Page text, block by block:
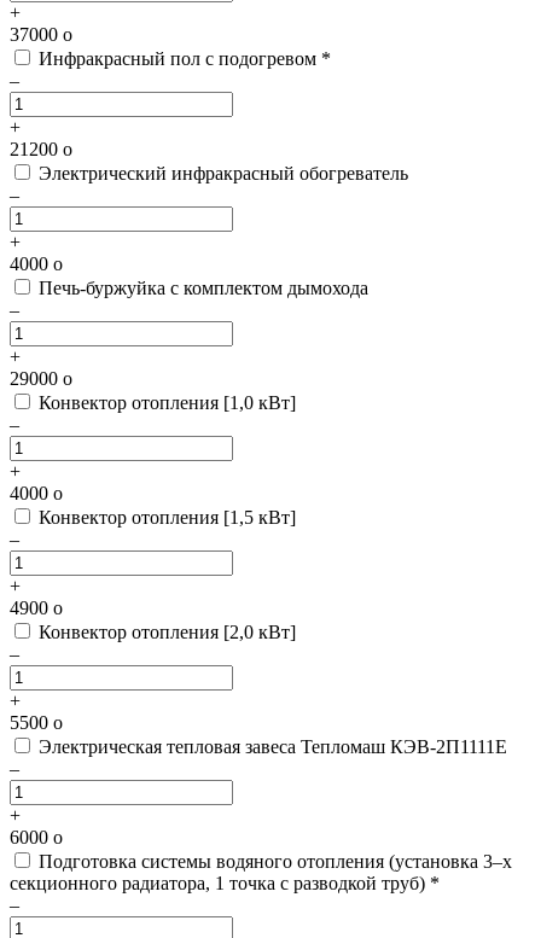
+
37000 o
Инфракрасный пол с подогревом *
–
+
21200 o
Электрический инфракрасный обогреватель
–
+
4000 o
Печь-буржуйка с комплектом дымохода
–
+
29000 o
Конвектор отопления [1,0 кВт]
–
+
4000 o
Конвектор отопления [1,5 кВт]
–
+
4900 o
Конвектор отопления [2,0 кВт]
–
+
5500 o
Электрическая тепловая завеса Тепломаш КЭВ-2П1111Е
–
+
6000 o
Подготовка системы водяного отопления (установка 3–х
секционного радиатора, 1 точка с разводкой труб) *
–